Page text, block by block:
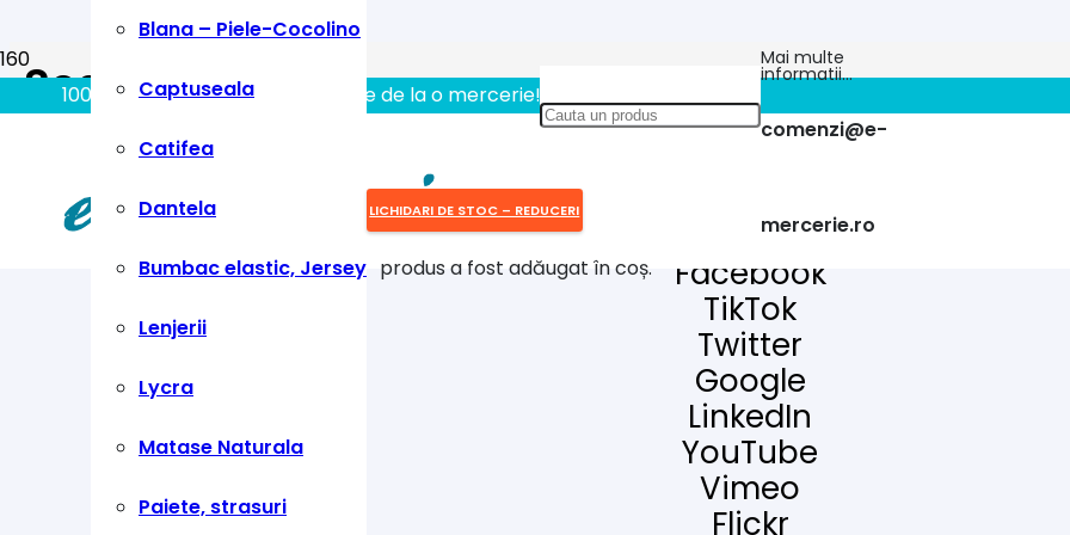
100% aici gasiti tot ce aveti nevoie de la o mercerie!!
Mai multe
informatii…
comenzi@e-
mercerie.ro
Blana – Piele-Cocolino
Captuseala
Catifea
Dantela
Bumbac elastic, Jersey
Lenjerii
Lycra
Matase Naturala
Paiete, strasuri
LICHIDARI DE STOC – REDUCERI
produsa fost adăugat în coș.
Social Links
34 Predefined Brands & Unlimited Custom
Email
Facebook
TikTok
Twitter
Google
LinkedIn
YouTube
Vimeo
Flickr